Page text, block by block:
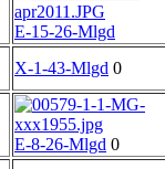
E-15-26-Mlgd
X-1-43-Mlgd 0
E-8-26-Mlgd 0